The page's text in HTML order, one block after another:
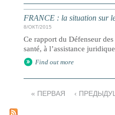
FRANCE : la situation sur
8/ОКТ/2015
Ce rapport du Défenseur
santé, à l’assistance
Find out more
т
« ПЕРВАЯ ‹